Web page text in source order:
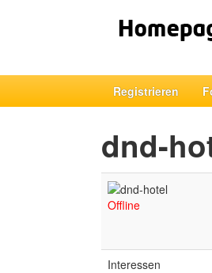
Registrieren
dnd-
Offline
Interessen